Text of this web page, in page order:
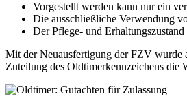
Vorgestellt werden kann nur ein
Die ausschließliche Verwendung
Der Pflege- und
Mit der Neuausfertigung der FZV wurde
Zuteilung des Oldtimerkennzeichens die